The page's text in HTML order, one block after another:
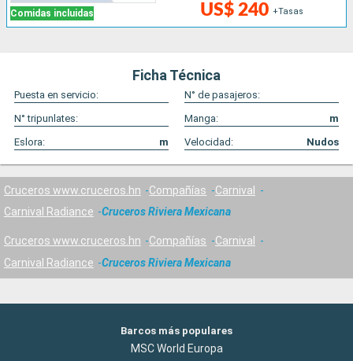
Comidas incluidas US$ 240 +Tasas
Ficha Técnica
Puesta en servicio:
N° de pasajeros:
N° tripunlates:
Manga:
m
Eslora:
m Velocidad: Nudos
Cruceros www.cruceros.hn Compañías
Carnival
Carnival Radiance
Cruceros Riviera Mexicana
Cruceros www.cruceros.hn Compañías
Carnival
Carnival Radiance
Cruceros Riviera Mexicana
Barcos más populares
MSC World Europa